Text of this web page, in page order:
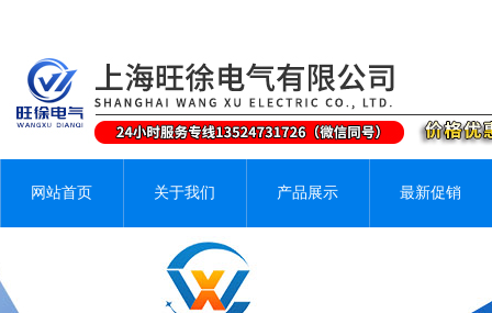
网站首页 关于我们 产品展示 最新促销